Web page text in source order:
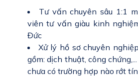
Tư vấn chuyên sâu 1:1
viên tư vấn giàu kinh
Đức
Xử lý hồ sơ chuyên
gồm: dịch thuật, công
chưa có trường hợp nào rớt